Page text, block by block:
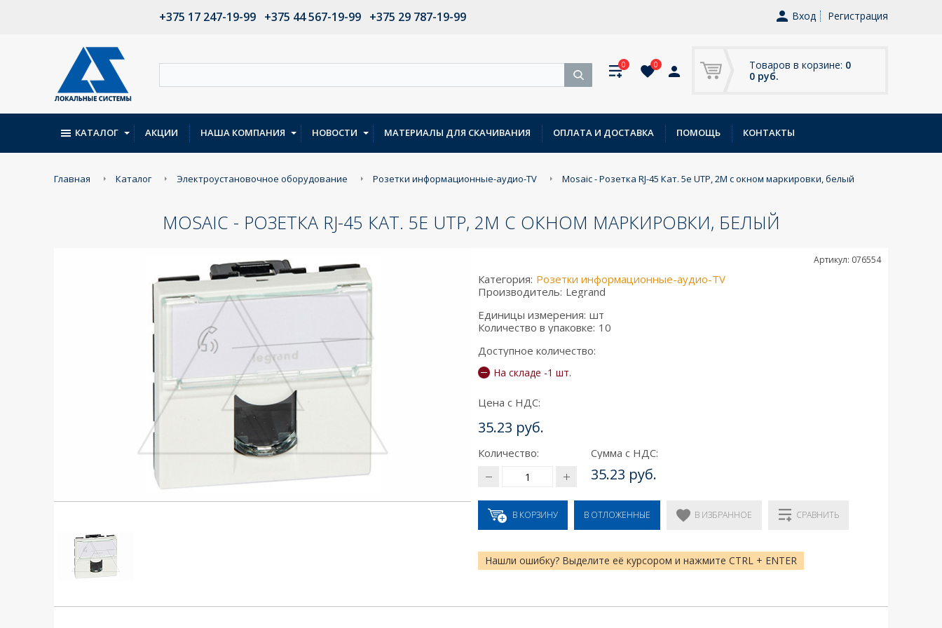
+375 17 247-19-99 +375 44 567-19-99 +375 29 787-19-99 Вход Регистрация
Товаров в корзине: 0
0 руб.
0 0
КАТАЛОГ АКЦИИ НАША КОМПАНИЯ НОВОСТИ МАТЕРИАЛЫ ДЛЯ СКАЧИВАНИЯ ОПЛАТА И ДОСТАВКА ПОМОЩЬ КОНТАКТЫ
Главная Каталог Электроустановочное оборудование Розетки информационные-аудио-TV Mosaic - Розетка RJ-45 Кат. 5e UTP, 2М с окном маркировки, белый
MOSAIC - РОЗЕТКА RJ-45 КАТ. 5E UTP, 2М С ОКНОМ МАРКИРОВКИ, БЕЛЫЙ
Артикул: 076554
Категория: Розетки информационные-аудио-TV
Производитель: Legrand
Единицы измерения: шт
Количество в упаковке: 10
Доступное количество:
На складе -1 шт.
Цена с НДС:
35.23 руб.
Количество: Сумма с НДС:
35.23 руб.
В КОРЗИНУ В ОТЛОЖЕННЫЕ В ИЗБРАННОЕ СРАВНИТЬ
Нашли ошибку? Выделите её курсором и нажмите CTRL + ENTER